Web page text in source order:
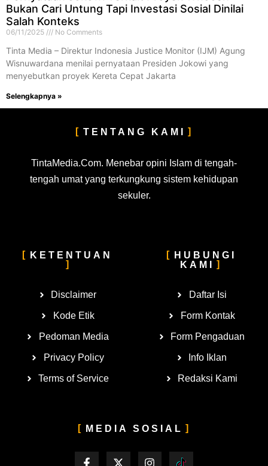
Bukan Cari Untung Tapi Investasi Sosial Dinilai
Salah Konteks
06/11/2025 No Comments
Tinta Media – Direktur Indonesia Justice Monitor (IJM) Agung
Wisnuwardana menilai pernyataan Presiden Jokowi yang
menyebutkan proyek Kereta Cepat Jakarta
Selengkapnya »
TENTANG KAMI
TintaMedia.Com. Menebar opini Islam di tengah-
tengah umat yang terkungkung sistem kehidupan
sekuler.
KETENTUAN
Disclaimer
Kode Etik
Pedoman Media
Privacy Policy
Terms of Service
HUBUNGI
KAMI
Daftar Isi
Form Kontak
Form Pengaduan
Info Iklan
Redaksi Kami
MEDIA SOSIAL